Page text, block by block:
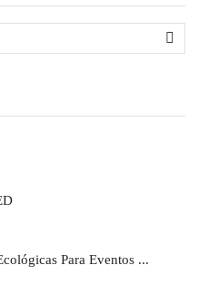
Para Eventos ...